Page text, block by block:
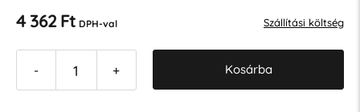
4 362 Ft DPH-val Szállítási költség
- + Kosárba